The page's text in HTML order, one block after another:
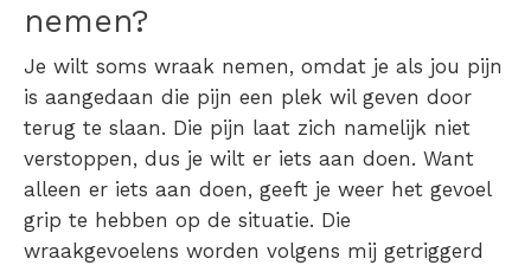
nemen?
Je wilt soms wraak nemen, omdat je als jou pijn
is aangedaan die pijn een plek wil geven door
terug te slaan. Die pijn laat zich namelijk niet
verstoppen, dus je wilt er iets aan doen. Want
alleen er iets aan doen, geeft je weer het gevoel
grip te hebben op de situatie. Die
wraakgevoelens worden volgens mij getriggerd